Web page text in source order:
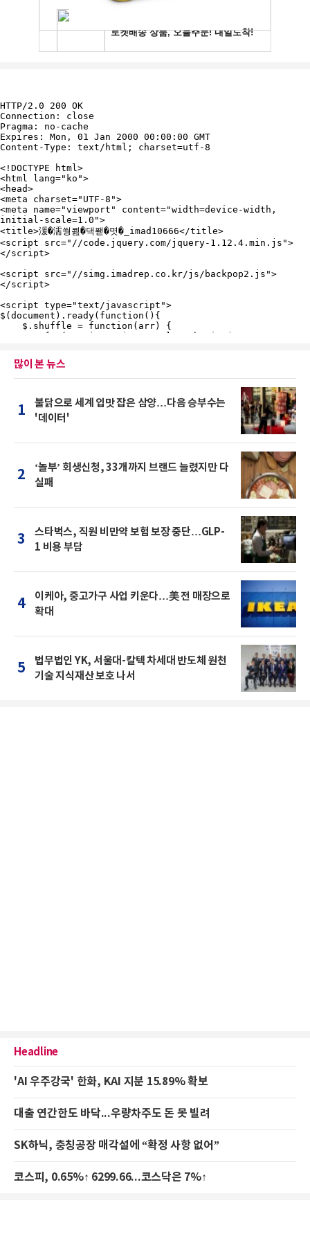
많이 본 뉴스
1
불닭으로 세계 입맛 잡은 삼양…다음 승부수는
'데이터'
2
‘놀부’ 회생신청, 33개까지 브랜드 늘렸지만 다
실패
3
스타벅스, 직원 비만약 보험 보장 중단…GLP-
1 비용 부담
4
이케아, 중고가구 사업 키운다…美 전 매장으로
확대
5
법무법인 YK, 서울대-칼텍 차세대 반도체 원천
기술 지식재산 보호 나서
Headline
'AI 우주강국' 한화, KAI 지분 15.89% 확보
대출 연간한도 바닥...우량차주도 돈 못 빌려
SK하닉, 충칭공장 매각설에 “확정 사항 없어”
코스피, 0.65%↑ 6299.66...코스닥은 7%↑